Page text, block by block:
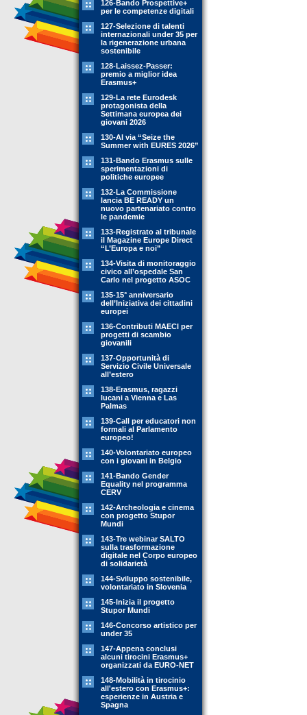
126-Bando Prospettive+
per le competenze digitali
127-Selezione di talenti
internazionali under 35 per
la rigenerazione urbana
sostenibile
128-Laissez-Passer:
premio a miglior idea
Erasmus+
129-La rete Eurodesk
protagonista della
Settimana europea dei
giovani 2026
130-Al via “Seize the
Summer with EURES 2026”
131-Bando Erasmus sulle
sperimentazioni di
politiche europee
132-La Commissione
lancia BE READY un
nuovo partenariato contro
le pandemie
133-Registrato al tribunale
il Magazine Europe Direct
“L’Europa e noi”
134-Visita di monitoraggio
civico all’ospedale San
Carlo nel progetto ASOC
135-15° anniversario
dell’Iniziativa dei cittadini
europei
136-Contributi MAECI per
progetti di scambio
giovanili
137-Opportunità di
Servizio Civile Universale
all’estero
138-Erasmus, ragazzi
lucani a Vienna e Las
Palmas
139-Call per educatori non
formali al Parlamento
europeo!
140-Volontariato europeo
con i giovani in Belgio
141-Bando Gender
Equality nel programma
CERV
142-Archeologia e cinema
con progetto Stupor
Mundi
143-Tre webinar SALTO
sulla trasformazione
digitale nel Corpo europeo
di solidarietà
144-Sviluppo sostenibile,
volontariato in Slovenia
145-Inizia il progetto
Stupor Mundi
146-Concorso artistico per
under 35
147-Appena conclusi
alcuni tirocini Erasmus+
organizzati da EURO-NET
148-Mobilità in tirocinio
all'estero con Erasmus+:
esperienze in Austria e
Spagna